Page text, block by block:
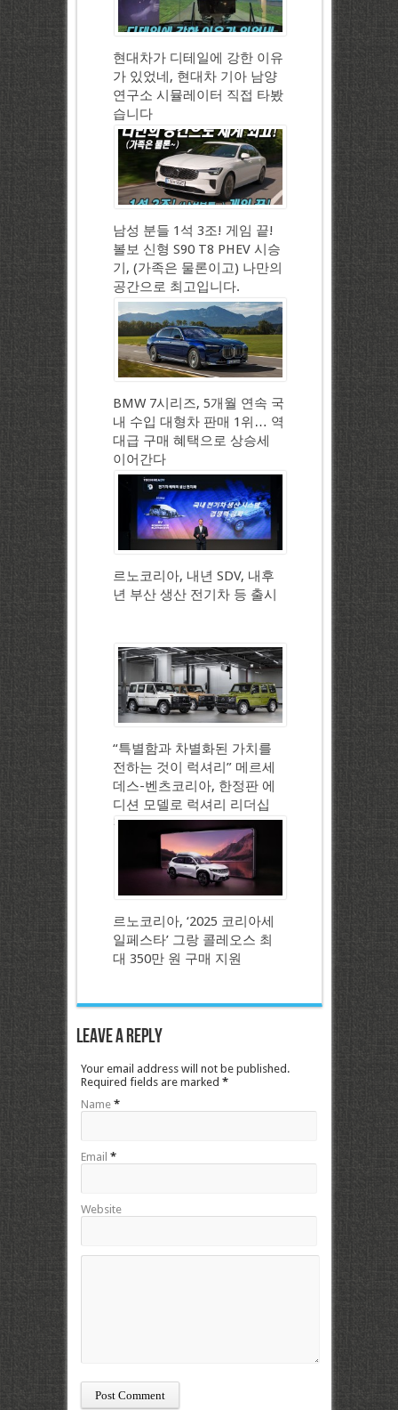
현대차가 디테일에 강한 이유
가 있었네, 현대차 기아 남양
연구소 시뮬레이터 직접 타봤
습니다
남성 분들 1석 3조! 게임 끝!
볼보 신형 S90 T8 PHEV 시승
기, (가족은 물론이고) 나만의
공간으로 최고입니다.
BMW 7시리즈, 5개월 연속 국
내 수입 대형차 판매 1위… 역
대급 구매 혜택으로 상승세
이어간다
르노코리아, 내년 SDV, 내후
년 부산 생산 전기차 등 출시
“특별함과 차별화된 가치를
전하는 것이 럭셔리” 메르세
데스-벤츠코리아, 한정판 에
디션 모델로 럭셔리 리더십
강화
르노코리아, ‘2025 코리아세
일페스타’ 그랑 콜레오스 최
대 350만 원 구매 지원
Leave a Reply
Your email address will not be published.
Required fields are marked *
Name *
Email *
Website